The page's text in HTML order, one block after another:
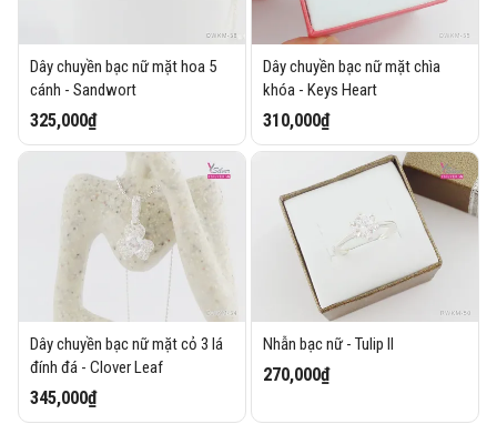
Dây chuyền bạc nữ mặt hoa 5
cánh - Sandwort
325,000₫
Dây chuyền bạc nữ mặt chìa
khóa - Keys Heart
310,000₫
Dây chuyền bạc nữ mặt cỏ 3 lá
đính đá - Clover Leaf
345,000₫
Nhẫn bạc nữ - Tulip II
270,000₫